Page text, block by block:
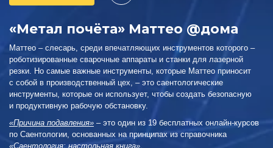
«Метал почёта» Маттео @дома
Маттео – слесарь, среди впечатляющих инструментов которого –
роботизированные сварочные аппараты и станки для лазерной
резки. Но самые важные инструменты, которые Маттео приносит
с собой в производственный цех, – это саентологические
инструменты, которые он использует, чтобы создать безопасную
и продуктивную рабочую обстановку.
«Причина подавления» – это один из 19 бесплатных онлайн-курсов
по Саентологии, основанных на принципах из справочника
«Саентология: настольная книга».